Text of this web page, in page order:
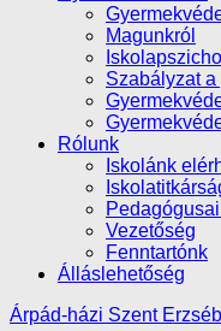
Magunkról
Szabályzat
Rólunk
Iskolánk
Vezetőség
Fenntartónk
Álláslehetőség
Árpád-házi Szent